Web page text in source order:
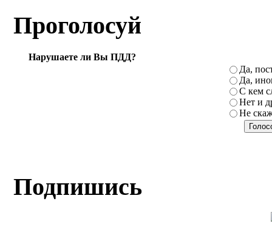
Проголосуй
Нарушаете ли Вы ПДД?
Да,
Да,
С кем
Нет и
Не
Подпишись